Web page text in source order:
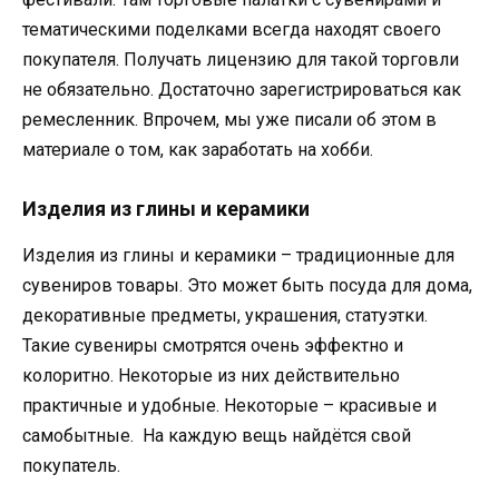
тематическими поделками всегда находят своего
покупателя. Получать лицензию для такой торговли
не обязательно. Достаточно зарегистрироваться как
ремесленник. Впрочем, мы уже писали об этом в
материале о том, как заработать на хобби.
Изделия из глины и керамики
Изделия из глины и керамики – традиционные для
сувениров товары. Это может быть посуда для дома,
декоративные предметы, украшения, статуэтки.
Такие сувениры смотрятся очень эффектно и
колоритно. Некоторые из них действительно
практичные и удобные. Некоторые – красивые и
самобытные. На каждую вещь найдётся свой
покупатель.